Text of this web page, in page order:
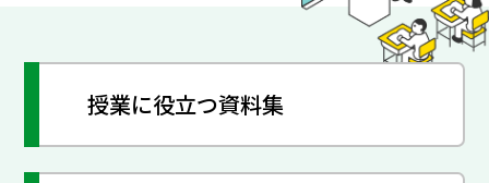
授業に役立つ資料集